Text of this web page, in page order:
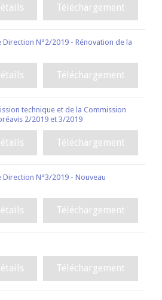
Téléchargement
Direction N°2/2019 - Rénovation de la
Téléchargement
technique et de la Commission
2/2019 et 3/2019
Téléchargement
Direction N°3/2019 - Nouveau
Téléchargement
Téléchargement